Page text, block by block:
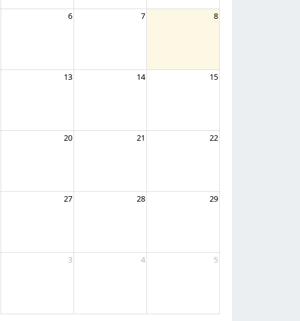
6 7 8
13 14 15
20 21 22
27 28 29
3 4 5